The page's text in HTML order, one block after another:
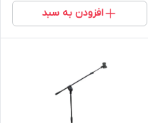
افزودن به سبد